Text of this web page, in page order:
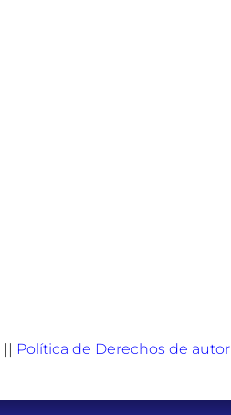
|| Política de Derechos de autor